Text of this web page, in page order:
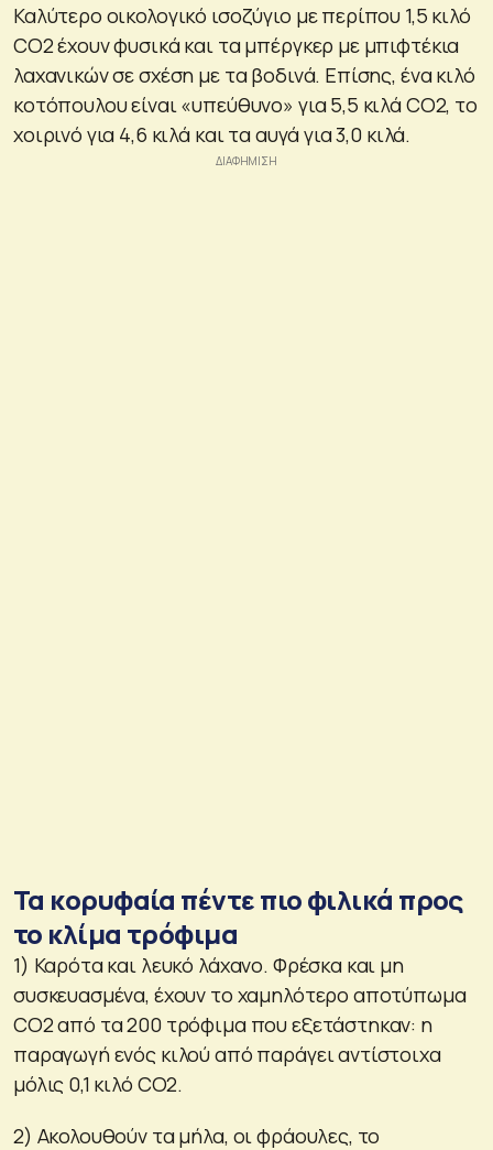
Καλύτερο οικολογικό ισοζύγιο με περίπου 1,5 κιλό
CO2 έχουν φυσικά και τα μπέργκερ με μπιφτέκια
λαχανικών σε σχέση με τα βοδινά. Επίσης, ένα κιλό
κοτόπουλου είναι «υπεύθυνο» για 5,5 κιλά CO2, το
χοιρινό για 4,6 κιλά και τα αυγά για 3,0 κιλά.
Τα κορυφαία πέντε πιο φιλικά προς
το κλίμα τρόφιμα
1) Καρότα και λευκό λάχανο. Φρέσκα και μη
συσκευασμένα, έχουν το χαμηλότερο αποτύπωμα
CO2 από τα 200 τρόφιμα που εξετάστηκαν: η
παραγωγή ενός κιλού από παράγει αντίστοιχα
μόλις 0,1 κιλό CO2.
2) Ακολουθούν τα μήλα, οι φράουλες, το